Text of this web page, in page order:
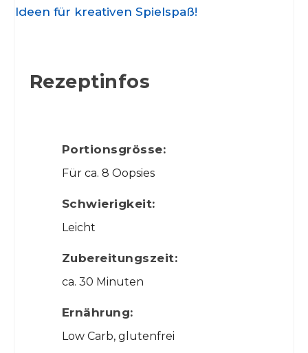
Ideen für kreativen Spielspaß!
Rezeptinfos
Portionsgrösse:
Für ca. 8 Oopsies
Schwierigkeit:
Leicht
Zubereitungszeit:
ca. 30 Minuten
Ernährung:
Low Carb, glutenfrei